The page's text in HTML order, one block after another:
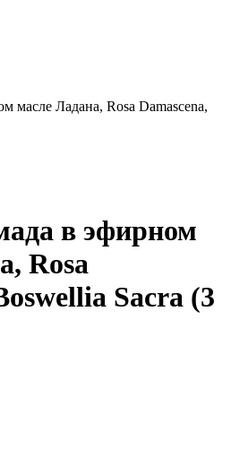
масле Ладана, Rosa Damascena,
в эфирном
Rosa
Sacra (3